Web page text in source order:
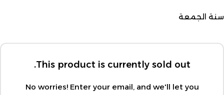
سنة الجمعة
This product is currently sold out.
No worries! Enter your email, and we'll let you